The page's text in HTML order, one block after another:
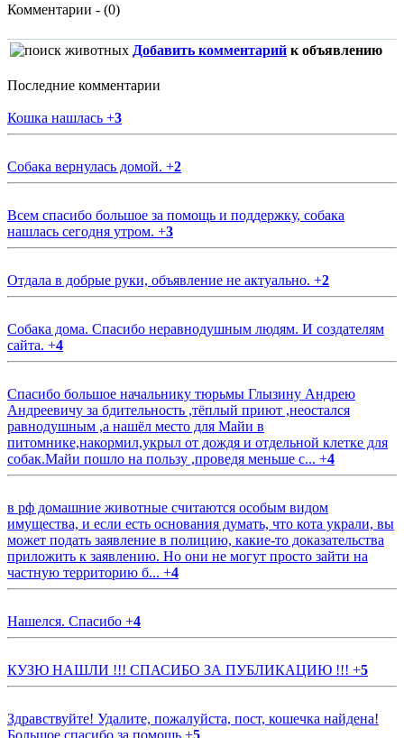
Комментарии - (0)
Добавить комментарий к объявлению
Последние комментарии
Кошка нашлась +3
Собака вернулась домой. +2
Всем спасибо большое за помощь и поддержку, собака
нашлась сегодня утром. +3
Отдала в добрые руки, объявление не актуально. +2
Собака дома. Спасибо неравнодушным людям. И создателям
сайта. +4
Спасибо большое начальнику тюрьмы Глызину Андрею
Андреевичу за бдительность ,тёплый приют ,неостался
равнодушным ,а нашёл место для Майи в
питомнике,накормил,укрыл от дождя и отдельной клетке для
собак.Майи пошло на пользу ,проведя меньше с... +4
в рф домашние животные считаются особым видом
имущества, и если есть основания думать, что кота украли, вы
может подать заявление в полицию, какие-то доказательства
приложить к заявлению. Но они не могут просто зайти на
частную территорию б... +4
Нашелся. Спасибо +4
КУЗЮ НАШЛИ !!! СПАСИБО ЗА ПУБЛИКАЦИЮ !!! +5
Здравствуйте! Удалите, пожалуйста, пост, кошечка найдена!
Большое спасибо за помощь +5